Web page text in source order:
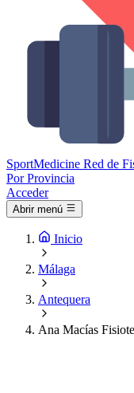
SportMedicine Red de
Por Provincia
Acceder
Abrir menú
Inicio
Málaga
Antequera
Ana Macías